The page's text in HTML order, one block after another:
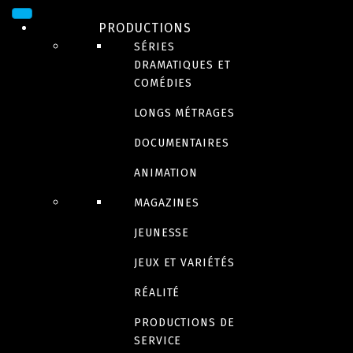
PRODUCTIONS
SÉRIES
DRAMATIQUES ET
COMÉDIES
LONGS MÉTRAGES
DOCUMENTAIRES
ANIMATION
MAGAZINES
JEUNESSE
JEUX ET VARIÉTÉS
RÉALITÉ
PRODUCTIONS DE
SERVICE
La guerre des mariés